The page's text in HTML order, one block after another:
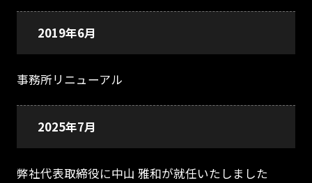
2019年6月
事務所リニューアル
2025年7月
弊社代表取締役に中山 雅和が就任いたしました